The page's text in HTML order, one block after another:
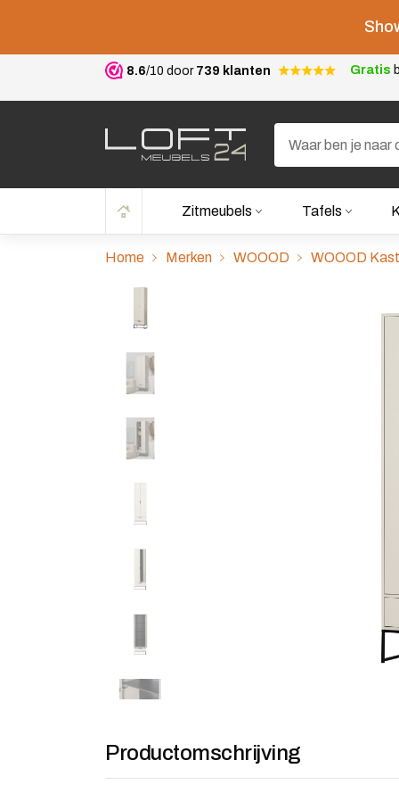
8.6/10 door 739 klanten Gratis
Zitmeubels Tafels
Home Merken WOOOD WOOOD
Productomschrijving